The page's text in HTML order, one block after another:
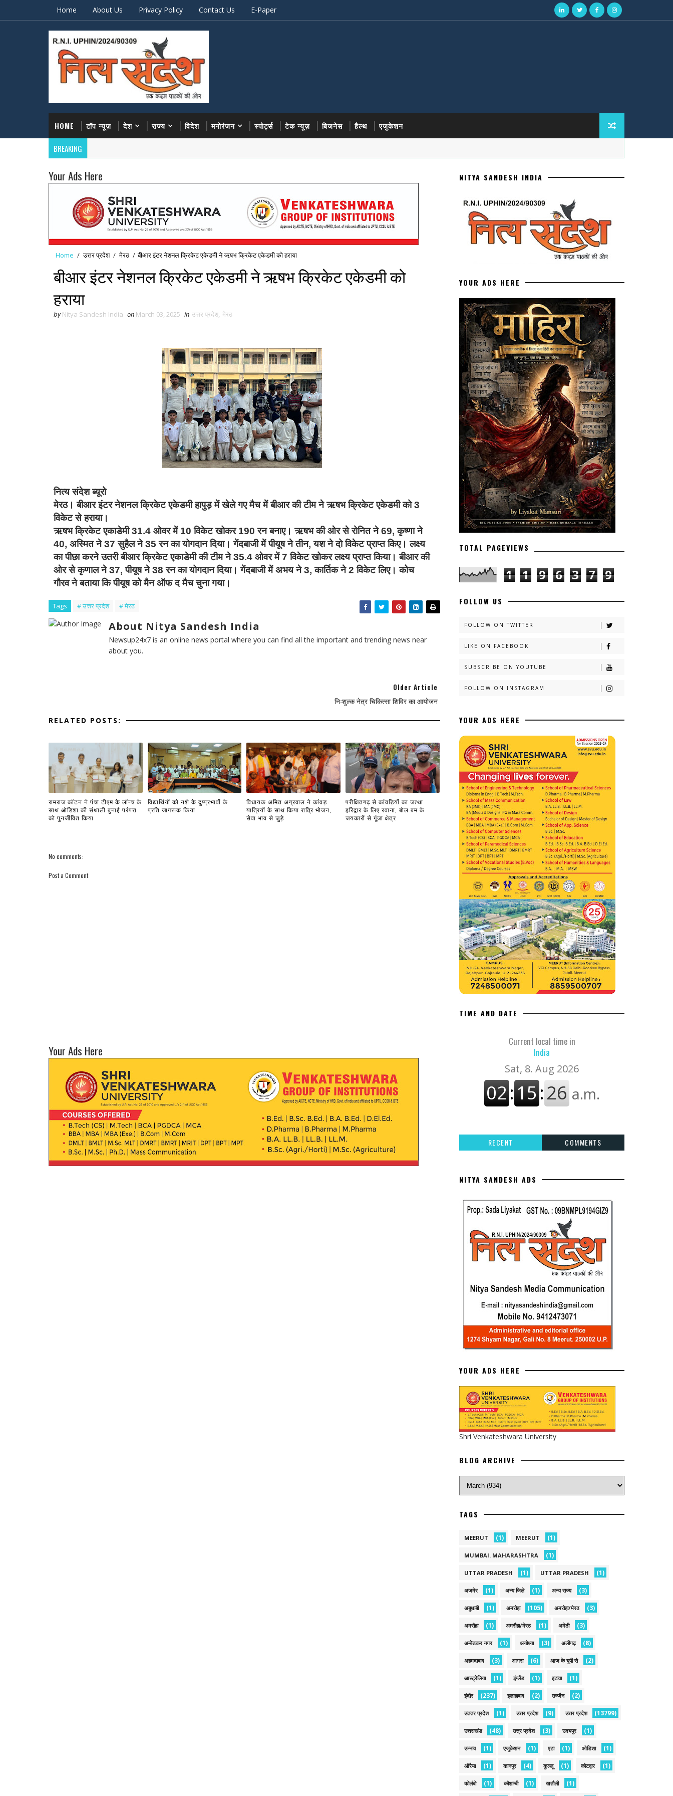
Home About Us Privacy Policy Contact Us E-Paper
HOME टॉप न्यूज़ देश राज्य विदेश मनोरंजन स्पोर्ट्स टेक न्यूज़ बिजनेस हैल्थ एजुकेशन
BREAKING
Your Ads Here
Home / उत्तर प्रदेश / मेरठ / बीआर इंटर नेशनल क्रिकेट एकेडमी ने ऋषभ क्रिकेट एकेडमी को हराया
बीआर इंटर नेशनल क्रिकेट एकेडमी ने ऋषभ क्रिकेट एकेडमी को
हराया
by Nitya Sandesh India on March 03, 2025 in उत्तर प्रदेश, मेरठ
नित्य संदेश ब्यूरो
मेरठ। बीआर इंटर नेशनल क्रिकेट एकेडमी हापुड़ में खेले गए मैच में बीआर की टीम ने ऋषभ क्रिकेट एकेडमी को 3
विकेट से हराया।
ऋषभ क्रिकेट एकाडेमी 31.4 ओवर में 10 विकेट खोकर 190 रन बनाए। ऋषभ की ओर से रोनित ने 69, कृष्णा ने
40, अस्मित ने 37 सुहैल ने 35 रन का योगदान दिया। गेंदबाजी में पीयूष ने तीन, यश ने दो विकेट प्राप्त किए। लक्ष्य
का पीछा करने उतरी बीआर क्रिकेट एकाडेमी की टीम ने 35.4 ओवर में 7 विकेट खोकर लक्ष्य प्राप्त किया। बीआर की
ओर से कृणाल ने 37, पीयूष ने 38 रन का योगदान दिया। गेंदबाजी में अभय ने 3, कार्तिक ने 2 विकेट लिए। कोच
गौरव ने बताया कि पीयूष को मैन ऑफ द मैच चुना गया।
Tags # उत्तर प्रदेश # मेरठ
About Nitya Sandesh India
Newsup24x7 is an online news portal where you can find all the important and trending news near
about you.
Older Article
निःशुल्क नेत्र चिकित्सा शिविर का आयोजन
RELATED POSTS:
रामराज कॉटन ने पंचा टीएम के लॉन्च के
साथ ओडिशा की संथाली बुनाई परंपरा
को पुनर्जीवित किया
विद्यार्थियों को नशे के दुष्प्रभावों के
प्रति जागरूक किया
विधायक अमित अग्रवाल ने कांवड़
यात्रियों के साथ किया रात्रि भोजन,
सेवा भाव से जुड़े
परीक्षितगढ़ से कांवड़ियों का जत्था
हरिद्वार के लिए रवाना, बोल बम के
जयकारों से गूंजा क्षेत्र
No comments:
Post a Comment
Your Ads Here
NITYA SANDESH INDIA
YOUR ADS HERE
TOTAL PAGEVIEWS
1 1 9 6 3 7 9
FOLLOW US
FOLLOW ON TWITTER
LIKE ON FACEBOOK
SUBSCRIBE ON YOUTUBE
FOLLOW ON INSTAGRAM
YOUR ADS HERE
TIME AND DATE
Current local time in
India
RECENT COMMENTS
NITYA SANDESH ADS
YOUR ADS HERE
Shri Venkateshwara University
BLOG ARCHIVE
TAGS
MEERUT (1) MEERUT (1)
MUMBAI. MAHARASHTRA (1)
UTTAR PRADESH (1) UTTAR PRADESH (1)
अजमेर (1) अन्य जिले (1) अन्य राज्य (3)
अबुधाबी (1) अमरोहा (105) अमरोहा/मेरठ (3)
अमरौहा (1) अमरौहा/मेरठ (1) अमेठी (3)
अम्बेडकर नगर (1) अयोध्या (3) अलीगढ़ (8)
अहमदाबाद (3) आगरा (6) आज के यूपी से (2)
आस्ट्रेलिया (1) इंग्लैंड (1) इटावा (1)
इंदौर (237) इलाहाबाद (2) उज्जैन (2)
उततर प्रदेश (1) उत्तर प्रदेश (9) उत्तर प्रदेश (13799)
उत्तराखंड (48) उत्त्र प्रदेश (3) उदयपुर (1)
उन्नाव (1) एजुकेशन (1) एटा (1) ओडिशा (1)
औरैया (1) कानपुर (4) कुल्लू (1) कोटद्वार (1)
कोलंबो (1) कौशाम्बी (1) खतौली (1)